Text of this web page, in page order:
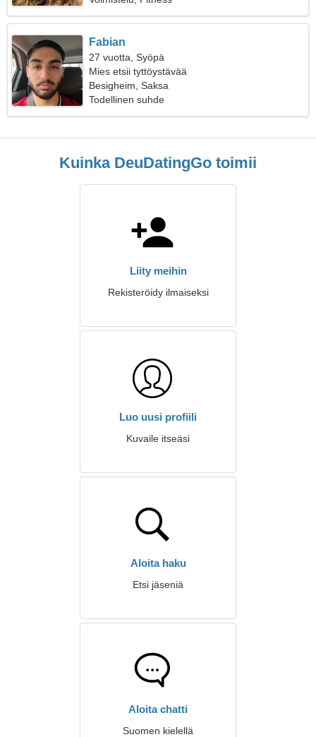
Fabian
27 vuotta, Syöpä
Mies etsii tyttöystävää
Besigheim, Saksa
Todellinen suhde
Kuinka DeuDatingGo toimii
Liity meihin
Rekisteröidy ilmaiseksi
Luo uusi profiili
Kuvaile itseäsi
Aloita haku
Etsi jäseniä
Aloita chatti
Suomen kielellä